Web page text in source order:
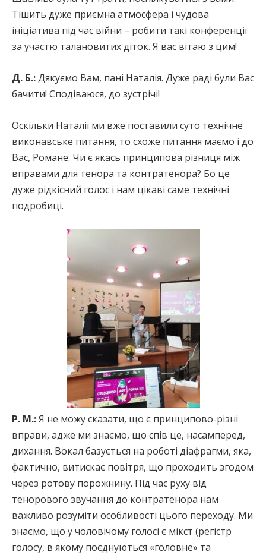
Тішить дуже приємна атмосфера і чудова
ініціатива під час війни – робити такі конференції
за участю талановитих діток. Я вас вітаю з цим!
Д. Б.:Дякуємо Вам, пані Наталія. Дуже раді були Вас
бачити! Сподіваюся, до зустрічі!
Оскільки Наталії ми вже поставили суто технічне
виконавське питання, то схоже питання маємо і до
Вас, Романе. Чи є якась принципова різниця між
вправами для тенора та контратенора? Бо це
дуже рідкісний голос і нам цікаві саме технічні
подробиці.
Р. М.:Я не можу сказати, що є принципово-різні
вправи, адже ми знаємо, що спів це, насамперед,
дихання. Вокал базується на роботі діафрагми, яка,
фактично, витискає повітря, що проходить згодом
через ротову порожнину. Під час руху від
тенорового звучання до контратенора нам
важливо розуміти особливості цього переходу. Ми
знаємо, що у чоловічому голосі є мікст (регістр
голосу, в якому поєднуються «головне» та